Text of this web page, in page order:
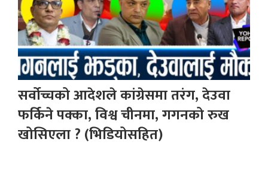
सर्वोच्चको आदेशले कांग्रेसमा तरंग, देउवा
फर्किने पक्का, विश्व चीनमा, गगनको रुख
खोसिएला ? (भिडियोसहित)